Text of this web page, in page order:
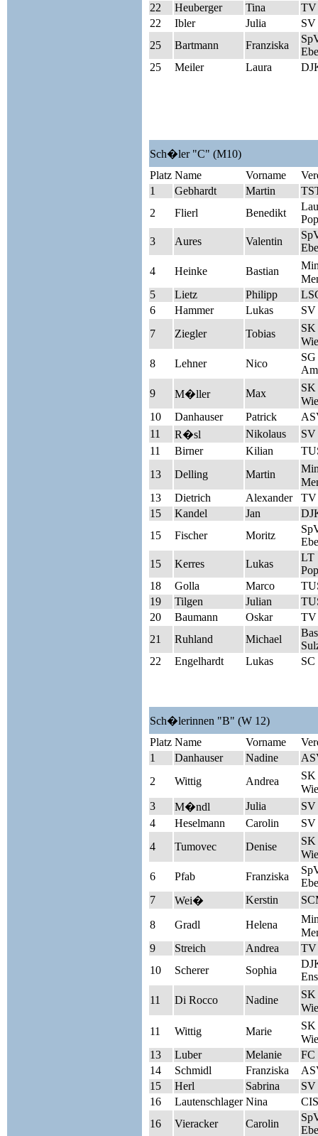
22
Heuberger Tina
TV
22
Ibler Julia
SV
25
Bartmann Franziska
25
Meiler Laura
Sch�ler "C" (M10)
Platz Name Vorname
1
Gebhardt Martin
2
Flierl Benedikt
3
Aures Valentin
4
Heinke Bastian
5
Lietz Philipp
6
Hammer Lukas
SV
7
Ziegler Tobias
8
Lehner Nico
SG
9
M�ller Max
10
Danhauser Patrick
11
R�sl Nikolaus
SV
11
Birner Kilian
13
Delling Martin
13
Dietrich Alexander
TV
15
Kandel Jan
15
Fischer Moritz
15
Kerres Lukas
LT
18
Golla Marco
19
Tilgen Julian
20
Baumann Oskar
TV
21
Ruhland Michael
22
Engelhardt Lukas SC
Sch�lerinnen "B" (W 12)
Platz Name Vorname
1
Danhauser Nadine
2
Wittig Andrea
3
M�ndl Julia
SV
4
Heselmann Carolin
SV
4
Tumovec Denise
6
Pfab Franziska
7
Wei� Kerstin
8 Gradl Helena
9
Streich Andrea
TV
10
Scherer Sophia
11
Di Rocco Nadine
11
Wittig Marie
13
Luber Melanie
FC
14
Schmidl Franziska
15
Herl Sabrina
SV
16
Lautenschlager Nina
16
Vieracker Carolin